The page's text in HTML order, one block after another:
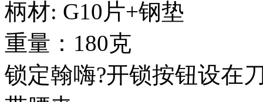
柄材: G10片+钢垫
重量：180克
锁定翰嗨?开锁按钮设在